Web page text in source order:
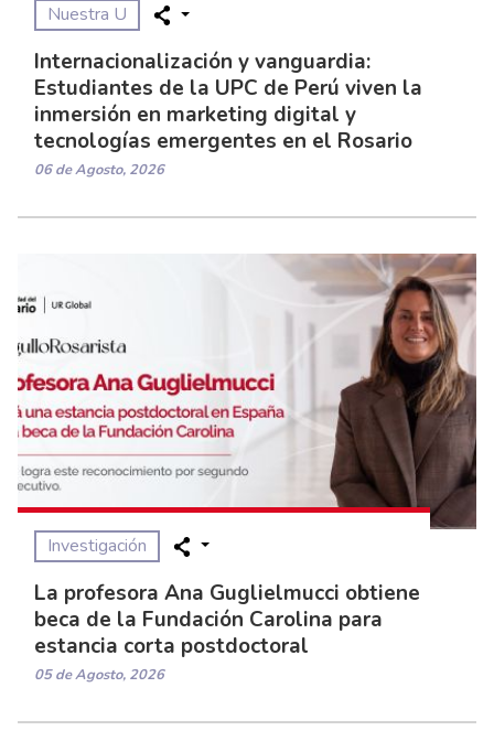
Nuestra U
Internacionalización y vanguardia:
Estudiantes de la UPC de Perú viven la
inmersión en marketing digital y
tecnologías emergentes en el Rosario
06 de Agosto, 2026
Investigación
La profesora Ana Guglielmucci obtiene
beca de la Fundación Carolina para
estancia corta postdoctoral
05 de Agosto, 2026